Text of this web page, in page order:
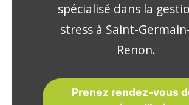
spécialisé dans la
stress à Saint-
Renon.
Prenez rendez-vous